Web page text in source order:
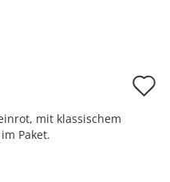
mit klassischem
Paket.